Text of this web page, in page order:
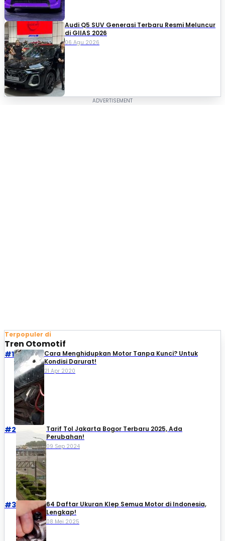
Audi Q5 SUV Generasi Terbaru Resmi Meluncur
di GIIAS 2026
06 Agu 2026
Terpopuler di
Tren Otomotif
#1
Cara Menghidupkan Motor Tanpa Kunci? Untuk
Kondisi Darurat!
21 Apr 2020
#2
Tarif Tol Jakarta Bogor Terbaru 2025, Ada
Perubahan!
09 Sep 2024
#3
64 Daftar Ukuran Klep Semua Motor di Indonesia,
Lengkap!
08 Mei 2025